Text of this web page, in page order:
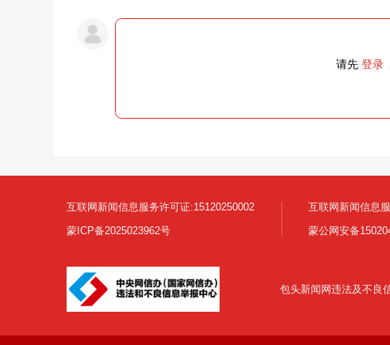
请先 登录
互联网新闻信息服务许可证:15120250002
蒙ICP备2025023962号
互联网新闻信息
蒙公网安备
包头新闻网违法及不良